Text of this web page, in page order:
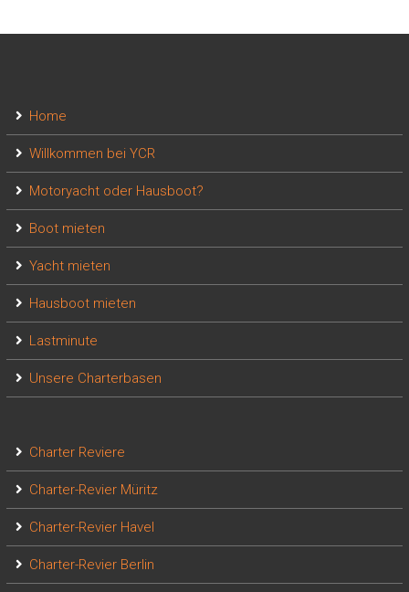
Home
Willkommen bei YCR
Motoryacht oder Hausboot?
Boot mieten
Yacht mieten
Hausboot mieten
Lastminute
Unsere Charterbasen
Charter Reviere
Charter-Revier Müritz
Charter-Revier Havel
Charter-Revier Berlin